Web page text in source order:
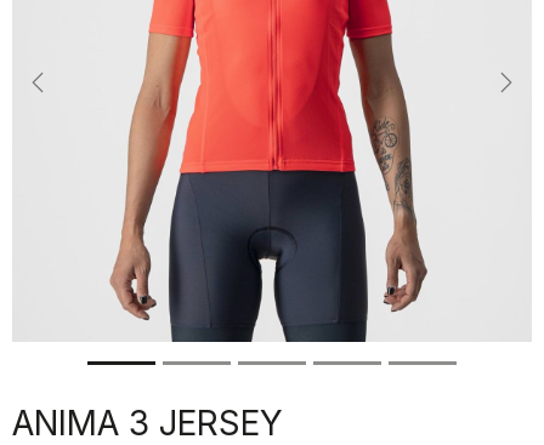
Previous
ANIMA 3 JERSEY